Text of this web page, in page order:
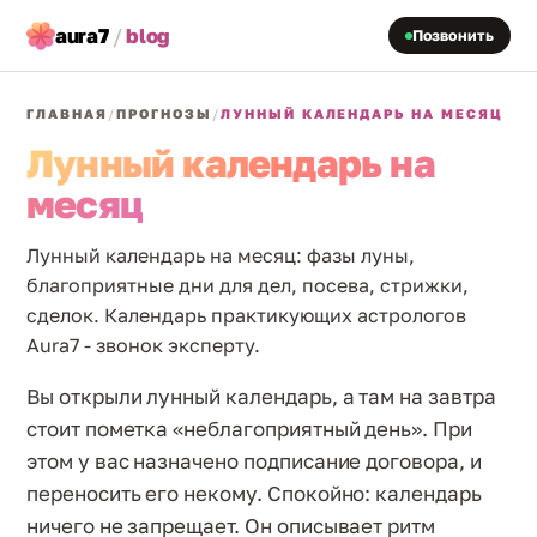
aura7 /blog Позвонить
ГЛАВНАЯ /ПРОГНОЗЫ /ЛУННЫЙ КАЛЕНДАРЬ НА МЕСЯЦ
Лунный календарь на
месяц
Лунный календарь на месяц: фазы луны,
благоприятные дни для дел, посева, стрижки,
сделок. Календарь практикующих астрологов
Aura7 - звонок эксперту.
Вы открыли лунный календарь, а там на завтра
стоит пометка «неблагоприятный день». При
этом у вас назначено подписание договора, и
переносить его некому. Спокойно: календарь
ничего не запрещает. Он описывает ритм